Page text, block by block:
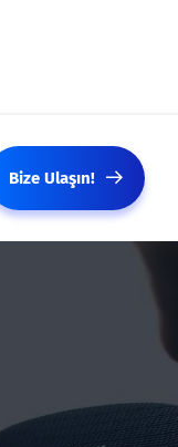
Bize Ulaşın!